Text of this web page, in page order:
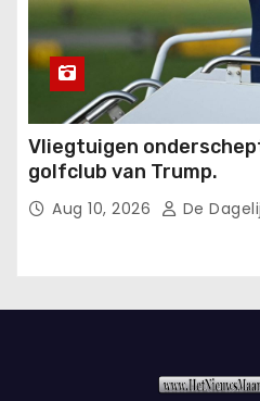
Vliegtuigen
golfclub van Trump.
Aug 10, 2026 De